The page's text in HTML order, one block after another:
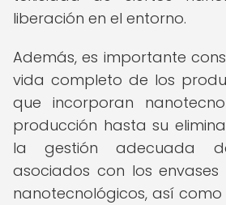
liberación en el entorno.
Además, es importante
vida completo de los
que incorporan
producción hasta su
la gestión adecuada
asociados con los envases
nanotecnológicos, así